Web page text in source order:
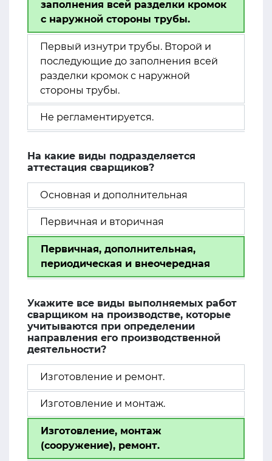
заполнения всей разделки кромок
с наружной стороны трубы.
Первый изнутри трубы. Второй и
последующие до заполнения всей
разделки кромок с наружной
стороны трубы.
Не регламентируется.
На какие виды подразделяется
аттестация сварщиков?
Основная и дополнительная
Первичная и вторичная
Первичная, дополнительная,
периодическая и внеочередная
Укажите все виды выполняемых работ
сварщиком на производстве, которые
учитываются при определении
направления его производственной
деятельности?
Изготовление и ремонт.
Изготовление и монтаж.
Изготовление, монтаж
(сооружение), ремонт.